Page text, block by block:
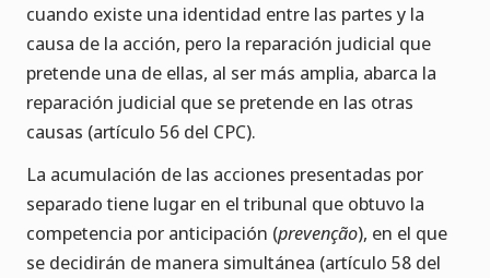
cuando existe una identidad entre las partes y la
causa de la acción, pero la reparación judicial que
pretende una de ellas, al ser más amplia, abarca la
reparación judicial que se pretende en las otras
causas (artículo 56 del CPC).
La acumulación de las acciones presentadas por
separado tiene lugar en el tribunal que obtuvo la
competencia por anticipación (prevenção), en el que
se decidirán de manera simultánea (artículo 58 del